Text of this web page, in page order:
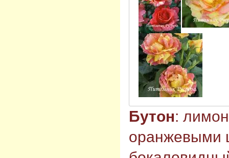
Бутон:
оранжевыми